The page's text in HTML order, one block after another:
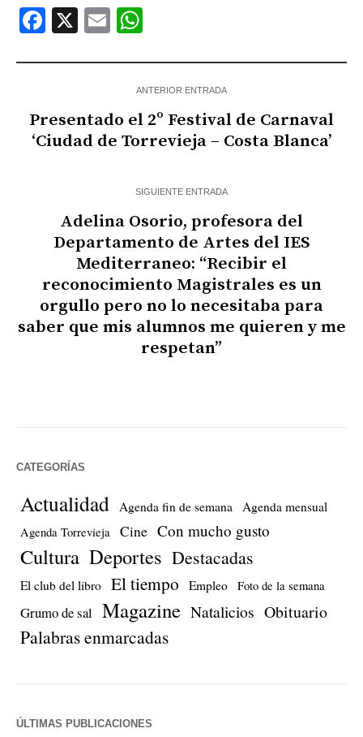
Facebook
X Email
ANTERIOR ENTRADA
Presentado el 2º Festival de Carnaval
‘Ciudad de Torrevieja – Costa Blanca’
SIGUIENTE ENTRADA
Adelina Osorio, profesora del
Departamento de Artes del IES
Mediterraneo: “Recibir el
reconocimiento Magistrales es un
orgullo pero no lo necesitaba para
saber que mis alumnos me quieren y me
respetan”
CATEGORÍAS
Actualidad Agenda fin de semana Agenda mensual
Agenda Torrevieja Cine Con mucho gusto
Cultura Deportes Destacadas
El club del libro El tiempo Empleo Foto de la semana
Grumo de sal Magazine Natalicios Obituario
Palabras enmarcadas
ÚLTIMAS PUBLICACIONES